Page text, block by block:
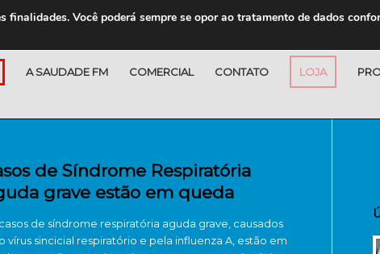
A SAUDADE FM COMERCIAL CONTATO LOJA
de Síndrome Respiratória
grave estão em queda
de síndrome respiratória aguda grave, causados
vírus sincicial respiratório e pela influenza A, estão em
Você poderá sempre se opor ao tratamento de dados